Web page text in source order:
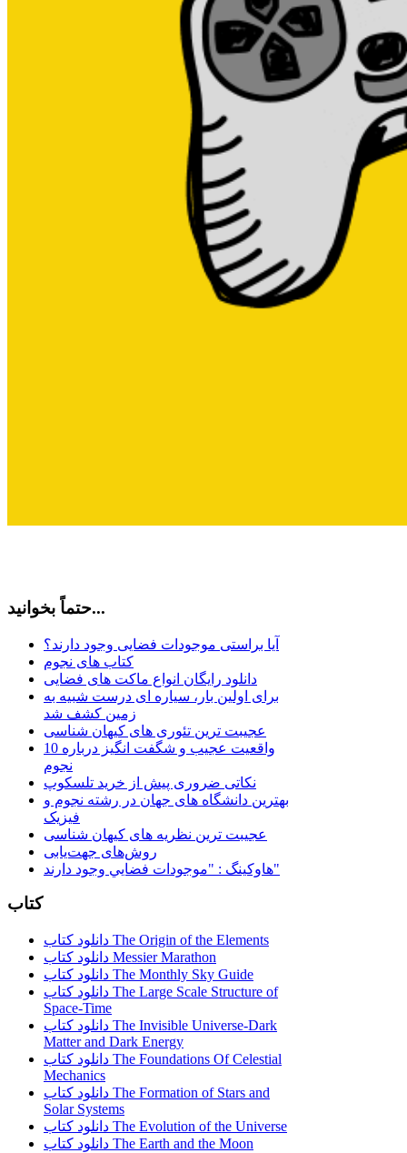
حتماً بخوانید...
آیا براستی موجودات فضایی وجود دارند؟
کتاب های نجوم
دانلود رایگان انواع ماکت های فضایی
برای اولین بار، سیاره ای درست شبیه به
زمین کشف شد
عجیبت ترین تئوری های کیهان شناسی
10 واقعیت عجیب و شگفت انگیز درباره
نجوم
نکاتی ضروری پیش از خرید تلسکوپ
بهترین دانشگاه های جهان در رشته نجوم و
فیزیک
عجیبت ترین نظریه های کیهان شناسی
روش‌های جهت‌یابی
هاوكينگ : "موجودات فضايي وجود دارند"
کتاب
دانلود کتاب The Origin of the Elements
دانلود کتاب Messier Marathon
دانلود کتاب The Monthly Sky Guide
دانلود کتاب The Large Scale Structure of
Space-Time
دانلود کتاب The Invisible Universe-Dark
Matter and Dark Energy
دانلود کتاب The Foundations Of Celestial
Mechanics
دانلود کتاب The Formation of Stars and
Solar Systems
دانلود کتاب The Evolution of the Universe
دانلود کتاب The Earth and the Moon